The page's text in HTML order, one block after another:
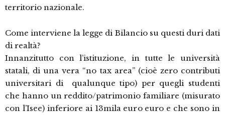
territorio nazionale.
Come interviene la legge di Bilancio su questi duri dati
di realtà?
Innanzitutto con l’istituzione, in tutte le università
statali, di una vera “no tax area” (cioè zero contributi
universitari di qualunque tipo) per quegli studenti
che hanno un reddito/patrimonio familiare (misurato
con l’Isee) inferiore ai 13mila euro euro e che sono in